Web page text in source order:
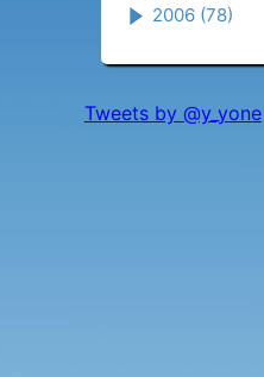
2006 (78)
Tweets by @y_yone